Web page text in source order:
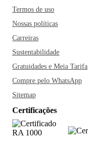
Termos de uso
Nossas políticas
Carreiras
Sustentabilidade
Gratuidades e Meia Tarifa
Compre pelo WhatsApp
Sitemap
Certificações